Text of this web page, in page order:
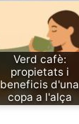
Verd cafè:
propietats i
beneficis d'una
copa a l'alça